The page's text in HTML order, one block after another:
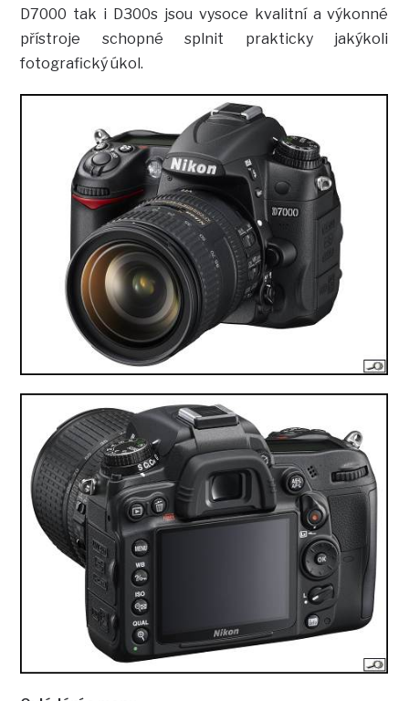
D7000 tak i D300s jsou vysoce kvalitní a výkonné
přístroje schopné splnit prakticky jakýkoli
fotografický úkol.